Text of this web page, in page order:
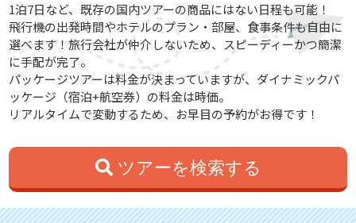
1泊7日など、既存の国内ツアーの商品にはない日程も可能！
飛行機の出発時間やホテルのプラン・部屋、食事条件も自由に
選べます！旅行会社が仲介しないため、スピーディーかつ簡潔
に手配が完了。
パッケージツアーは料金が決まっていますが、ダイナミックパ
ッケージ（宿泊+航空券）の料金は時価。
リアルタイムで変動するため、お早目の予約がお得です！
ツアーを検索する